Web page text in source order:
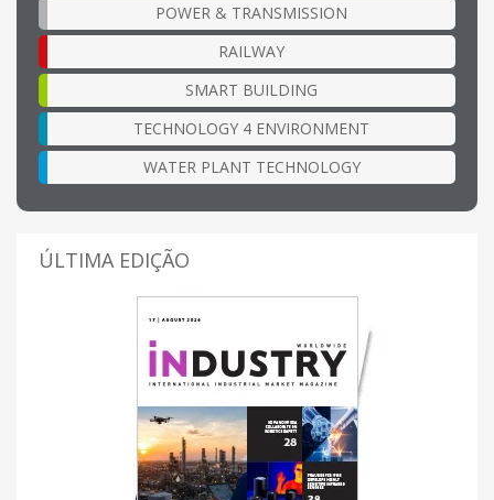
POWER & TRANSMISSION
RAILWAY
SMART BUILDING
TECHNOLOGY 4 ENVIRONMENT
WATER PLANT TECHNOLOGY
ÚLTIMA EDIÇÃO